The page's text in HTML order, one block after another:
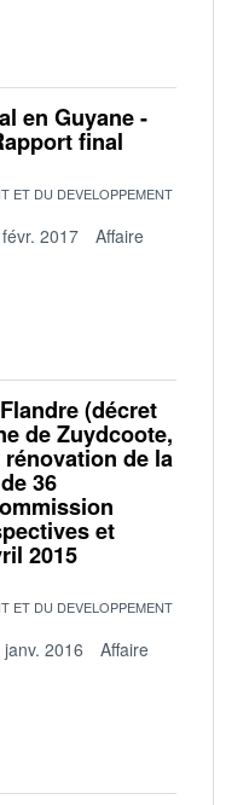
en Guyane -
final
ET DU DEVELOPPEMENT
2017
Affaire
(décret
de Zuydcoote,
de la
36
et
2015
ET DU DEVELOPPEMENT
2016
Affaire